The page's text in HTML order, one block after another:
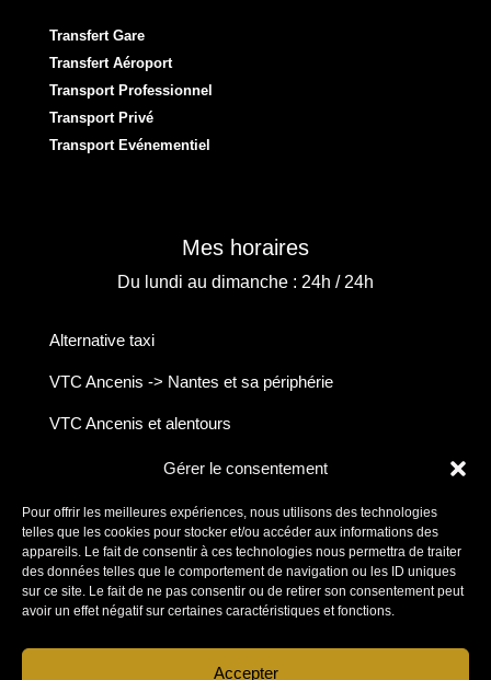
Gérer le consentement
Pour offrir les meilleures expériences, nous utilisons des technologies
telles que les cookies pour stocker et/ou accéder aux informations des
appareils. Le fait de consentir à ces technologies nous permettra de traiter
des données telles que le comportement de navigation ou les ID uniques
sur ce site. Le fait de ne pas consentir ou de retirer son consentement peut
avoir un effet négatif sur certaines caractéristiques et fonctions.
Accepter
Transfert Gare
Transfert Aéroport
Transport Professionnel
Transport Privé
Transport Evénementiel
Mes horaires
Du lundi au dimanche : 24h / 24h
Alternative taxi
VTC Ancenis -> Nantes et sa périphérie
VTC Ancenis et alentours
Chauffeur VTC longues distances
Glossaire